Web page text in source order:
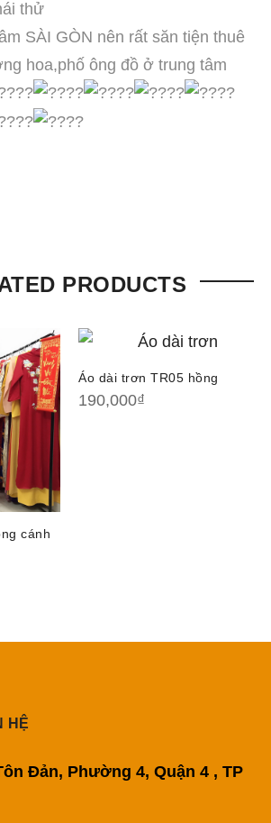
thử
SÀI GÒN nên rất săn tiện thuê
hoa,phố ông đồ ở trung tâm
PRODUCTS
cánh
Áo dài trơn TR05 hồng
190,000₫
HỆ
Đản, Phường 4, Quận 4 , TP